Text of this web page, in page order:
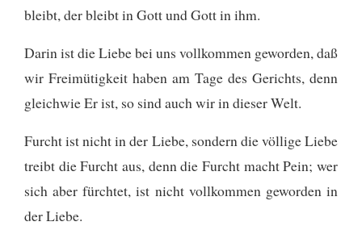
bleibt, der bleibt in Gott und Gott in ihm.
Darin ist die Liebe bei uns vollkommen geworden, daß
wir Freimütigkeit haben am Tage des Gerichts, denn
gleichwie Er ist, so sind auch wir in dieser Welt.
Furcht ist nicht in der Liebe, sondern die völlige Liebe
treibt die Furcht aus, denn die Furcht macht Pein; wer
sich aber fürchtet, ist nicht vollkommen geworden in
der Liebe.